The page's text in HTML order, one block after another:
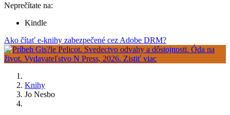
Neprečítate na:
Kindle
Ako čítať e-knihy zabezpečené cez Adobe DRM?
Knihy
Jo Nesbo